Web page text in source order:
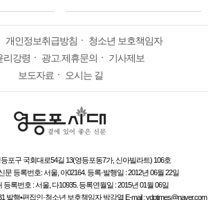
개인정보취급방침 ㆍ 청소년 보호책임자
리강령 ㆍ 광고.제휴문의 ㆍ 기사제보
보도자료ㆍ 오시는 길
포구 국회대로54길 13(영등포동7가, 신아빌라트) 106호
등록번호: 서울, 아02164. 등록·발행일 : 2012년 06월 22일
록번호 : 서울, 다10935. 등록연월일 : 2015년 01월 06일
발행•편집인·청소년 보호책임자 박강열 E-mail : ydptimes@naver.com